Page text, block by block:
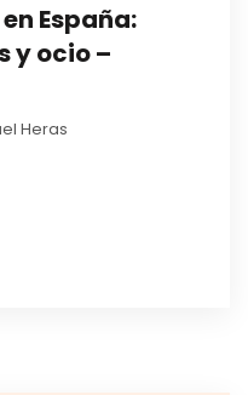
España:
y ocio –
Heras